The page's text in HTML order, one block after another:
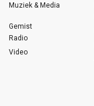
Muziek & Media
Gemist
Radio
Video